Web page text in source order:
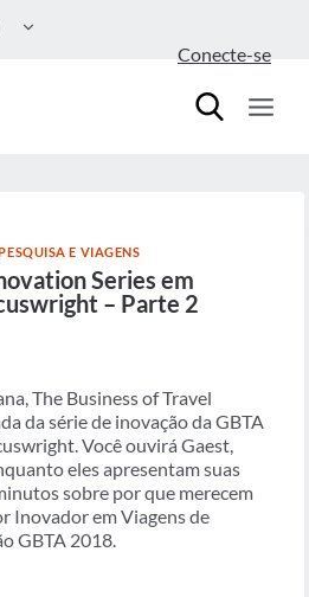
MENU
Conecte-se
E VIAGENS
Series em
– Parte 2
The Business of Travel
da série de inovação da GBTA
Você ouvirá Gaest,
eles apresentam suas
sobre por que merecem
Inovador em Viagens de
GBTA 2018.